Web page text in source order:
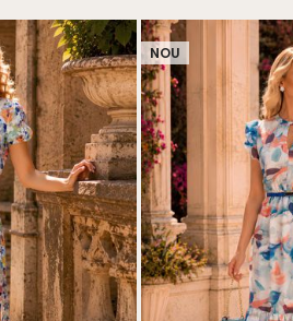
NOU